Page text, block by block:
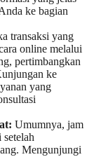
ke bagian
transaksi yang
online melalui
pertimbangkan
ke
yang
Umumnya, jam
Mengunjungi